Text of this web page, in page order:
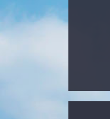
RESMİ İLANLAR